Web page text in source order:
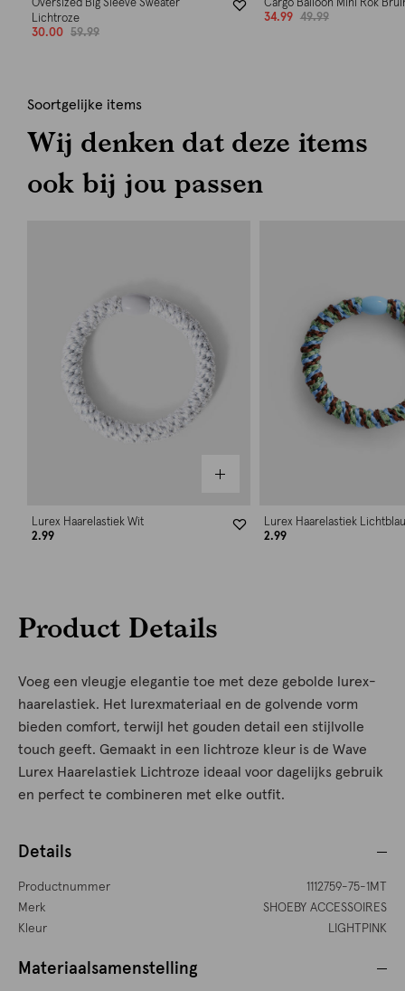
Oversized Big Sleeve Sweater
Lichtroze
30.00
59.99
Cargo Balloon Mini Rok
34.99
49.99
Soortgelijke items
Wij denken dat deze items
ook bij jou passen
Lurex Haarelastiek Wit
2.99
Lurex Haarelastiek
2.99
Product Details
Voeg een vleugje elegantie toe met deze gebolde lurex-
haarelastiek. Het lurexmateriaal en de golvende vorm
bieden comfort, terwijl het gouden detail een stijlvolle
touch geeft. Gemaakt in een lichtroze kleur is de Wave
Lurex Haarelastiek Lichtroze ideaal voor dagelijks gebruik
en perfect te combineren met elke outfit.
Details
Productnummer
1112759-75-1MT
Merk
SHOEBY ACCESSOIRES
Kleur
LIGHTPINK
Materiaalsamenstelling